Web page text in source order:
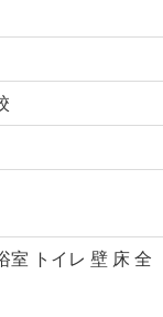
室 トイレ 壁 床 全